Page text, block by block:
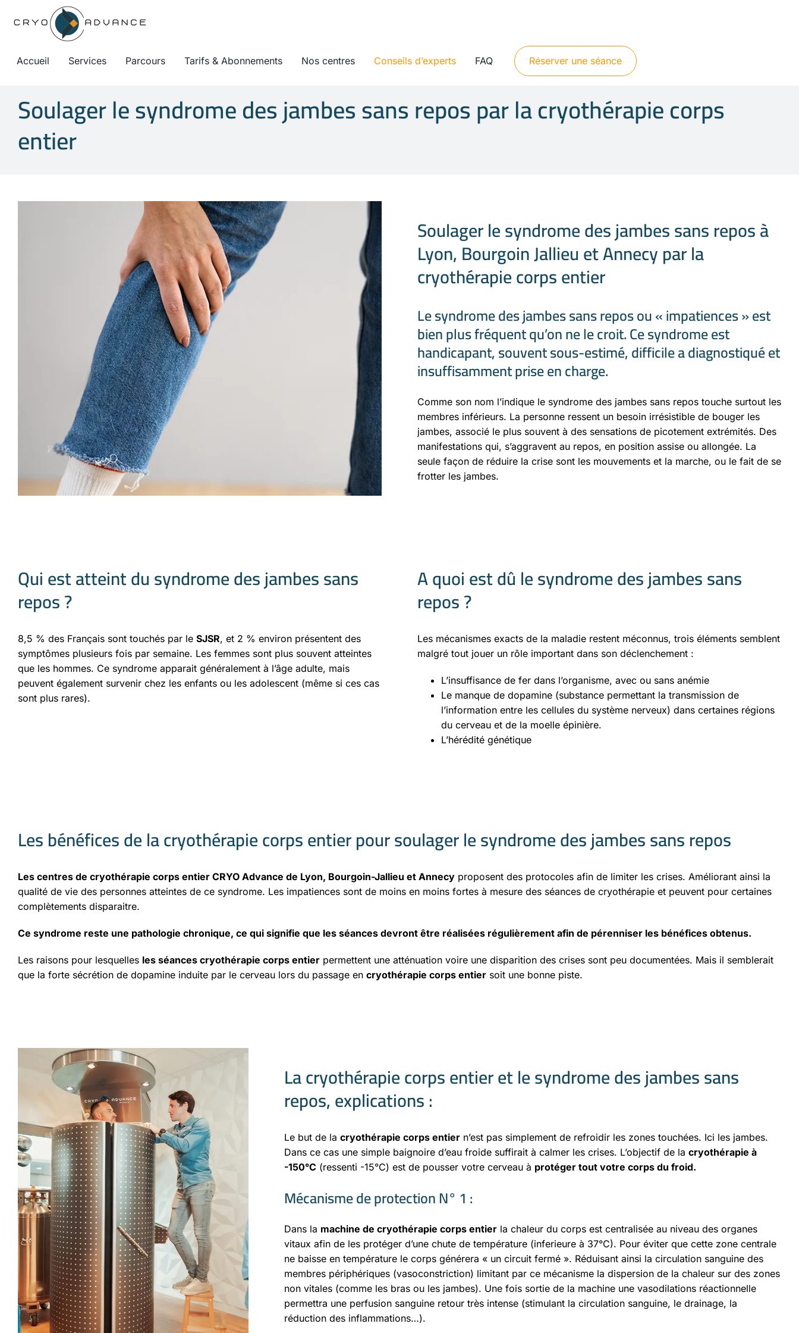
Accueil Services Parcours Tarifs & Abonnements Nos centres Conseils d’experts FAQ Réserver une séance
Soulager le syndrome des jambes sans repos par la cryothérapie corps
entier
Soulager le syndrome des jambes sans repos à
Lyon, Bourgoin Jallieu et Annecy par la
cryothérapie corps entier
Le syndrome des jambes sans repos ou « impatiences » est
bien plus fréquent qu’on ne le croit. Ce syndrome est
handicapant, souvent sous-estimé, difficile a diagnostiqué et
insuffisamment prise en charge.
Comme son nom l’indique le syndrome des jambes sans repos touche surtout les
membres inférieurs. La personne ressent un besoin irrésistible de bouger les
jambes, associé le plus souvent à des sensations de picotement extrémités. Des
manifestations qui, s’aggravent au repos, en position assise ou allongée. La
seule façon de réduire la crise sont les mouvements et la marche, ou le fait de se
frotter les jambes.
Qui est atteint du syndrome des jambes sans
repos ?
8,5 % des Français sont touchés par le SJSR, et 2 % environ présentent des
symptômes plusieurs fois par semaine. Les femmes sont plus souvent atteintes
que les hommes. Ce syndrome apparait généralement à l’âge adulte, mais
peuvent également survenir chez les enfants ou les adolescent (même si ces cas
sont plus rares).
A quoi est dû le syndrome des jambes sans
repos ?
Les mécanismes exacts de la maladie restent méconnus, trois éléments semblent
malgré tout jouer un rôle important dans son déclenchement :
L’insuffisance de fer dans l’organisme, avec ou sans anémie
Le manque de dopamine (substance permettant la transmission de
l’information entre les cellules du système nerveux) dans certaines régions
du cerveau et de la moelle épinière.
L’hérédité génétique
Les bénéfices de la cryothérapie corps entier pour soulager le syndrome des jambes sans repos
Les centres de cryothérapie corps entier CRYO Advance de Lyon, Bourgoin-Jallieu et Annecy proposent des protocoles afin de limiter les crises. Améliorant ainsi la
qualité de vie des personnes atteintes de ce syndrome. Les impatiences sont de moins en moins fortes à mesure des séances de cryothérapie et peuvent pour certaines
complètements disparaitre.
Ce syndrome reste une pathologie chronique, ce qui signifie que les séances devront être réalisées régulièrement afin de pérenniser les bénéfices obtenus.
Les raisons pour lesquelles les séances cryothérapie corps entier permettent une atténuation voire une disparition des crises sont peu documentées. Mais il semblerait
que la forte sécrétion de dopamine induite par le cerveau lors du passage en cryothérapie corps entier soit une bonne piste.
La cryothérapie corps entier et le syndrome des jambes sans
repos, explications :
Le but de la cryothérapie corps entier n’est pas simplement de refroidir les zones touchées. Ici les jambes.
Dans ce cas une simple baignoire d’eau froide suffirait à calmer les crises. L’objectif de la cryothérapie à
-150°C (ressenti -15°C) est de pousser votre cerveau à protéger tout votre corps du froid.
Mécanisme de protection N° 1 :
Dans la machine de cryothérapie corps entier la chaleur du corps est centralisée au niveau des organes
vitaux afin de les protéger d’une chute de température (inferieure à 37°C). Pour éviter que cette zone centrale
ne baisse en température le corps générera « un circuit fermé ». Réduisant ainsi la circulation sanguine des
membres périphériques (vasoconstriction) limitant par ce mécanisme la dispersion de la chaleur sur des zones
non vitales (comme les bras ou les jambes). Une fois sortie de la machine une vasodilations réactionnelle
permettra une perfusion sanguine retour très intense (stimulant la circulation sanguine, le drainage, la
réduction des inflammations…).